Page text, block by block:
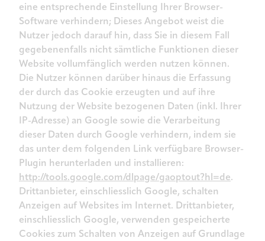
eine entsprechende Einstellung Ihrer Browser-
Software verhindern; Dieses Angebot weist die
Nutzer jedoch darauf hin, dass Sie in diesem Fall
gegebenenfalls nicht sämtliche Funktionen dieser
Website vollumfänglich werden nutzen können.
Die Nutzer können darüber hinaus die Erfassung
der durch das Cookie erzeugten und auf ihre
Nutzung der Website bezogenen Daten (inkl. Ihrer
IP-Adresse) an Google sowie die Verarbeitung
dieser Daten durch Google verhindern, indem sie
das unter dem folgenden Link verfügbare Browser-
Plugin herunterladen und installieren:
http://tools.google.com/dlpage/gaoptout?hl=de.
Drittanbieter, einschliesslich Google, schalten
Anzeigen auf Websites im Internet. Drittanbieter,
einschliesslich Google, verwenden gespeicherte
Cookies zum Schalten von Anzeigen auf Grundlage